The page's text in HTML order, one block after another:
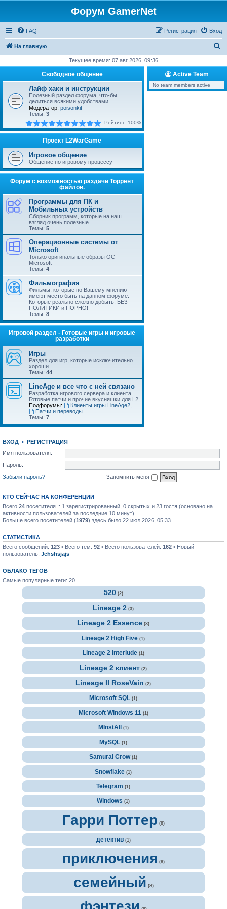
Форум GamerNet
FAQ Вход
Регистрация
На главную
с
Текущее время: 07 авг 2026, 09:36
Свободное общение
Лайф хаки и инструкции
Полезный раздел форума, что-бы
делиться всякими удобствами.
Модератор: poisonkit
Темы: 3
Рейтинг: 100%
Проект L2WarGame
Игровое общение
Общение по игровому процессу
Форум с возможностью раздачи Торрент
файлов.
Программы для ПК и
Мобильных устройств
Сборник программ, которые на наш
взгляд очень полезные
Темы: 5
Операционные системы от
Microsoft
Только оригинальные образы ОС
Microsoft
Темы: 4
Фильмография
Фильмы, которые по Вашему мнению
имеют место быть на данном форуме.
Которые реально сложно добыть. БЕЗ
ПОЛИТИКИ и ПОРНО!
Темы: 8
Игровой раздел - Готовые игры и игровые
разработки
Игры
Раздел для игр, которые исключительно
хороши.
Темы: 44
LineAge и все что с ней связано
Разработка игрового сервера и клиента.
Готовые патчи и прочие вкусняшки для L2
Подфорумы:
Клиенты игры LineAge2,
Патчи и переводы
Темы: 7
Active Team
No team members active
ВХОД • РЕГИСТРАЦИЯ
Имя пользователя:
Пароль:
Забыли пароль?
Запомнить меня
КТО СЕЙЧАС НА КОНФЕРЕНЦИИ
Всего 24 посетителя :: 1 зарегистрированный, 0 скрытых и 23 гостя (основано на
активности пользователей за последние 10 минут)
Больше всего посетителей (1979) здесь было 22 июл 2026, 05:33
СТАТИСТИКА
Всего сообщений: 123 • Всего тем: 92 • Всего пользователей: 162 • Новый
пользователь: Jehshsjajs
ОБЛАКО ТЕГОВ
Самые популярные теги: 20.
520 (2)
Lineage 2 (3)
Lineage 2 Essence (3)
Lineage 2 High Five (1)
Lineage 2 Interlude (1)
Lineage 2 клиент (2)
Lineage II RoseVain (2)
Microsoft SQL (1)
Microsoft Windows 11 (1)
MInstAll (1)
MySQL (1)
Samurai Crow (1)
Snowflake (1)
Telegram (1)
Windows (1)
Гарри Поттер (8)
детектив (1)
приключения (8)
семейный (8)